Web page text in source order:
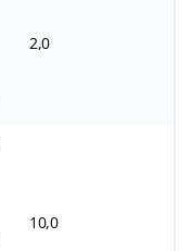
2,0
10,0